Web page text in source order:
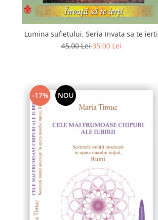
Lumina sufletului. Seria Invata sa te ierti
45,00 Lei35,00 Lei
-17% NOU